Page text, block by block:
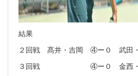
結果
２回戦 髙井・吉岡 ④ー０ 武田・
３回戦 ④ー０ 金西・尾